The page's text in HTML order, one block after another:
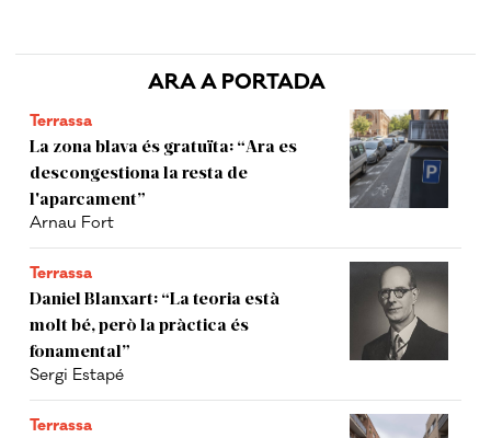
ARA A PORTADA
Terrassa
La zona blava és gratuïta: “Ara es
descongestiona la resta de
l'aparcament”
Arnau Fort
Terrassa
Daniel Blanxart: “La teoria està
molt bé, però la pràctica és
fonamental”
Sergi Estapé
Terrassa